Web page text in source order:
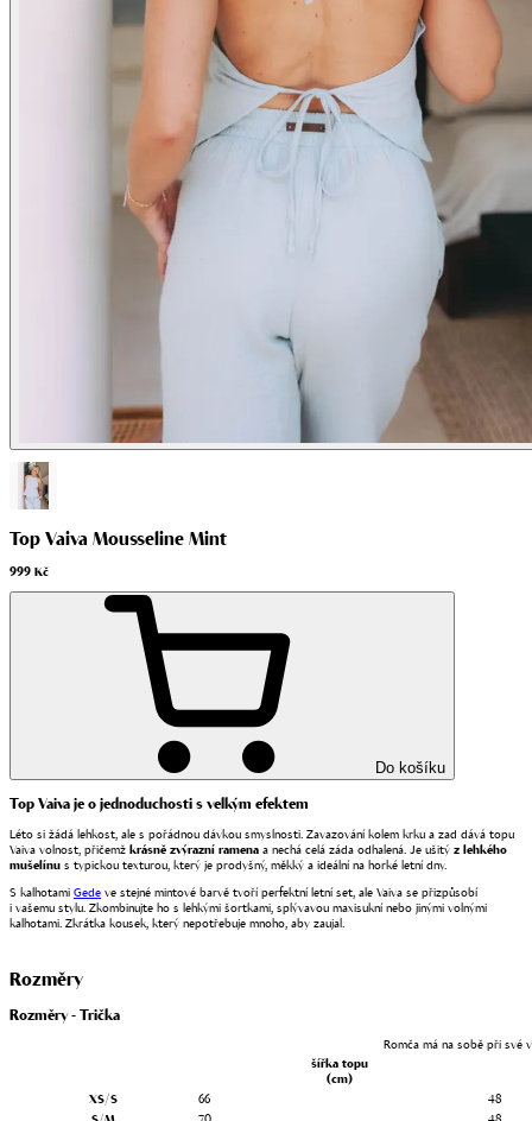
Top Vaiva Mousseline Mint
999 Kč
Do košíku
Top Vaiva je o jednoduchosti s velkým efektem
Léto si žádá lehkost, ale s pořádnou dávkou smyslnosti. Zavazování kolem krku a zad dává topu
Vaiva volnost, přičemž krásně zvýrazní ramena a nechá celá záda odhalená. Je ušitý z lehkého
mušelínu s typickou texturou, který je prodyšný, měkký a ideální na horké letní dny.
S kalhotami Gede ve stejné mintové barvě tvoří perfektní letní set, ale Vaiva se přizpůsobí
i vašemu stylu. Zkombinujte ho s lehkými šortkami, splývavou maxisukní nebo jinými volnými
kalhotami. Zkrátka kousek, který nepotřebuje mnoho, aby zaujal.
Rozměry
Rozměry - Trička
šířka topu
(cm)
XS/S
66
48
Romča má na sobě při své